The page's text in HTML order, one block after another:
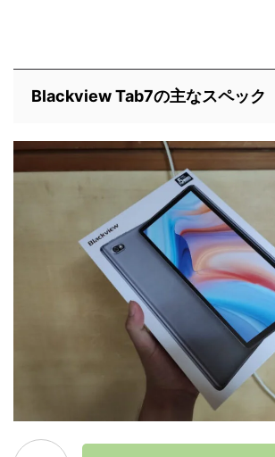
Blackview Tab7の主なスペック